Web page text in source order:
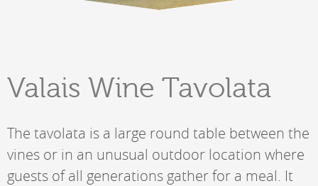
Valais Wine Tavolata
The tavolata is a large round table between the
vines or in an unusual outdoor location where
guests of all generations gather for a meal. It